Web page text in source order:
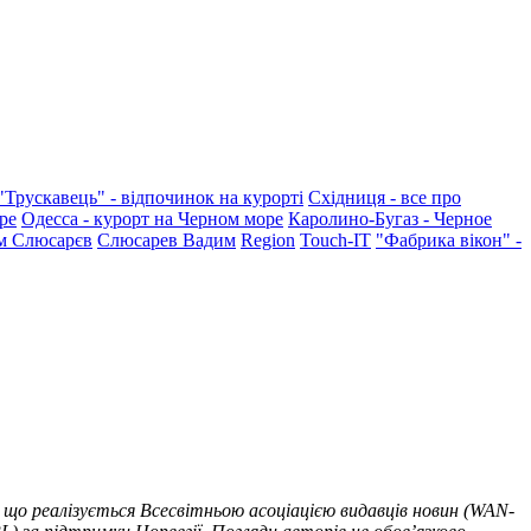
- відпочинок на курорті Східниця - все про
Одесса - курорт на Черном море Каролино-Бугаз - Черное
Слюсарєв Слюсарев Вадим Region Touch-IT "Фабрика вікон" -
Всесвітньою асоціацією видавців новин (WAN-